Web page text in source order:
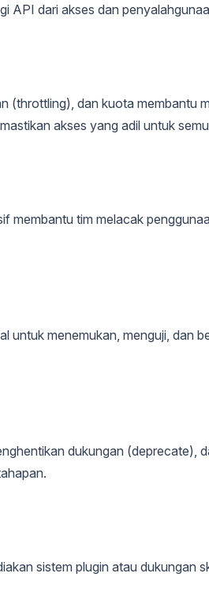
API dari akses dan
(throttling), dan kuota membantu
akses yang adil untuk
membantu tim melacak
untuk menemukan, menguji, dan
dukungan (deprecate),
sistem plugin atau dukungan